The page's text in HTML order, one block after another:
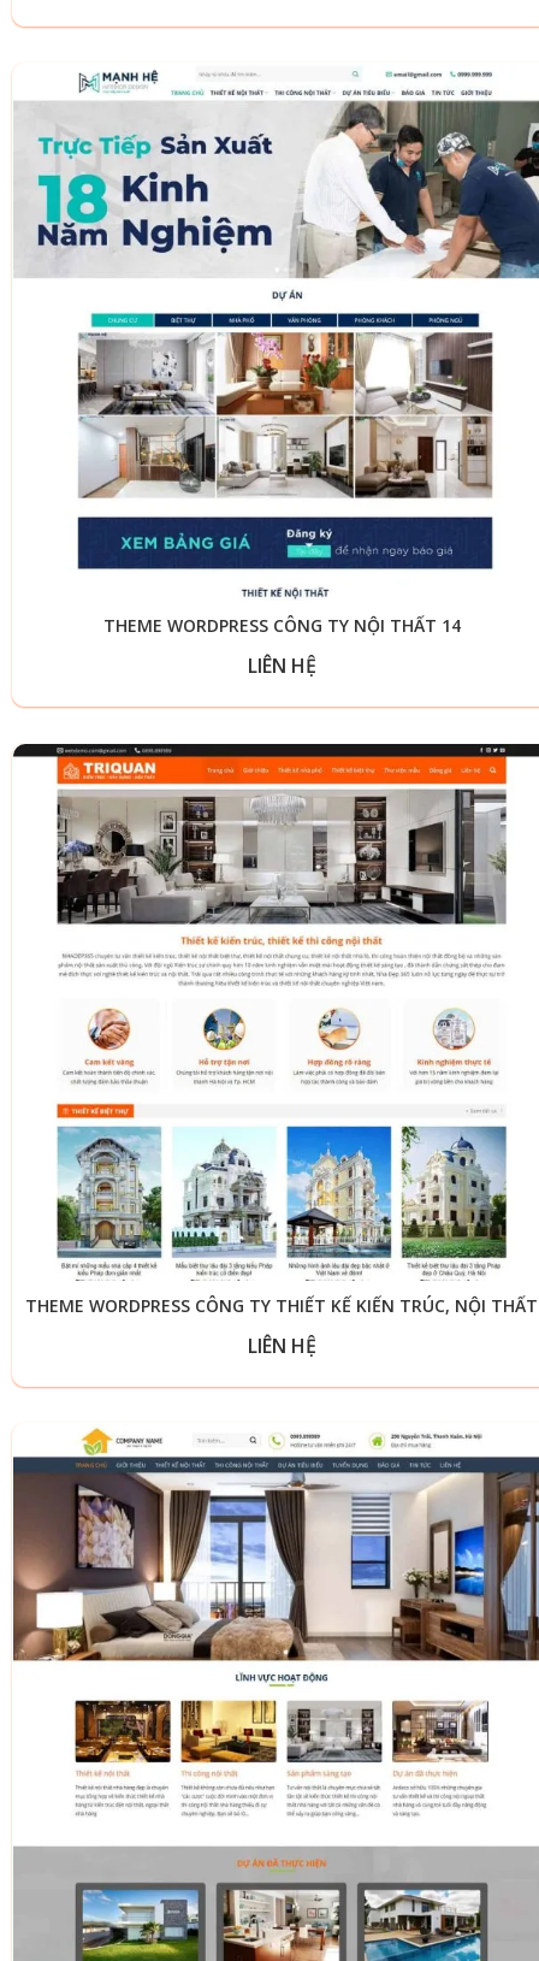
THEME WORDPRESS CÔNG TY NỘI THẤT 14
LIÊN HỆ
THEME WORDPRESS CÔNG TY THIẾT KẾ KIẾN TRÚC, NỘI THẤT
LIÊN HỆ